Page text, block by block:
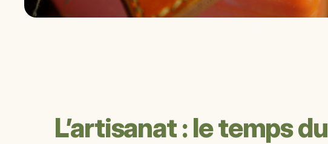
L’artisanat : le temps du